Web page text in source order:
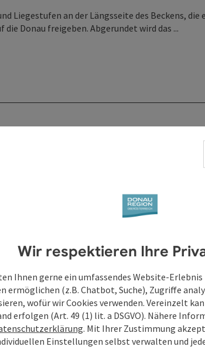
Liegestufen an der Längsseite des Beckens, die
Donau freigeben. Abgerundet wird das ...
Wir respektieren Ihre
Ihnen gerne ein umfassendes Website-
ermöglichen (z.B. Chatbot, Suche), Zugriffe
wofür wir Cookies verwenden. Vereinzelt
erfolgen (Art. 49 (1) lit. a DSGVO). Nähere
. Mit Ihrer Zustimmung
Einstellungen selbst verwalten und